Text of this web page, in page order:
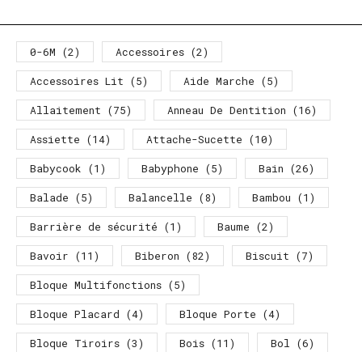
0-6M (2) Accessoires (2)
Accessoires Lit (5) Aide Marche (5)
Allaitement (75) Anneau De Dentition (16)
Assiette (14) Attache-Sucette (10)
Babycook (1) Babyphone (5) Bain (26)
Balade (5) Balancelle (8) Bambou (1)
Barrière de sécurité (1) Baume (2)
Bavoir (11) Biberon (82) Biscuit (7)
Bloque Multifonctions (5)
Bloque Placard (4) Bloque Porte (4)
Bloque Tiroirs (3) Bois (11) Bol (6)